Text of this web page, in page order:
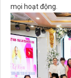
mọi hoạt động.